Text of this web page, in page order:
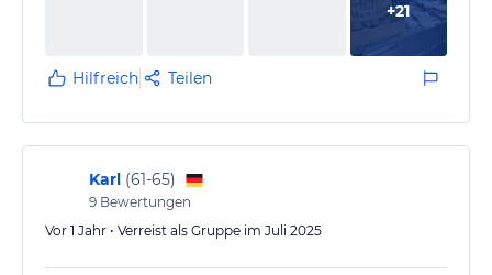
+21
Hilfreich Teilen
Karl (61-65)
9 Bewertungen
Vor 1 Jahr • Verreist als Gruppe im Juli 2025